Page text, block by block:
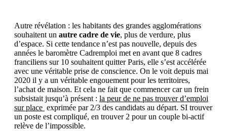
Autre révélation : les habitants des grandes agglomérations
souhaitent un autre cadre de vie, plus de verdure, plus
d’espace. Si cette tendance n’est pas nouvelle, depuis des
années le baromètre Cadremploi met en avant que 8 cadres
franciliens sur 10 souhaitent quitter Paris, elle s’est accélérée
avec une véritable prise de conscience. On le voit depuis mai
2020 il y a un véritable engouement pour les territoires,
l’achat de maison. Et cela ne fait que commencer car un frein
subsistait jusqu’à présent : la peur de ne pas trouver d’emploi
sur place exprimée par 2/3 des candidats au départ. SI trouver
un poste est compliqué, en trouver 2 pour un couple bi-actif
relève de l’impossible.